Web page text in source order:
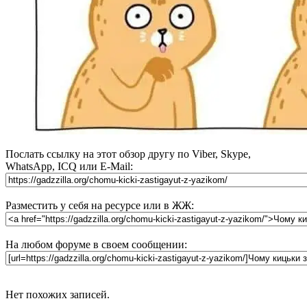
Послать ссылку на этот обзор другу по Viber, Skype,
WhatsApp, ICQ или E-Mail:
Разместить у себя на ресурсе или в ЖЖ:
На любом форуме в своем сообщении:
Нет похожих записей.